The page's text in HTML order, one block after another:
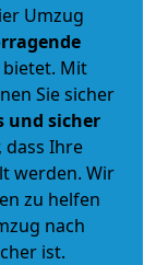
Umzug
Mit
Sie sicher
und sicher
Ihre
werden. Wir
zu helfen
nach
ist.